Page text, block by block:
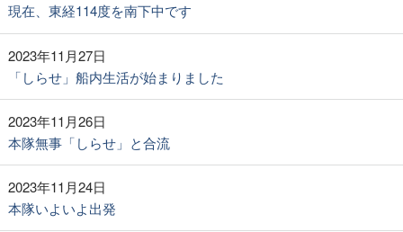
現在、東経114度を南下中です
2023年11月27日
「しらせ」船内生活が始まりました
2023年11月26日
本隊無事「しらせ」と合流
2023年11月24日
本隊いよいよ出発